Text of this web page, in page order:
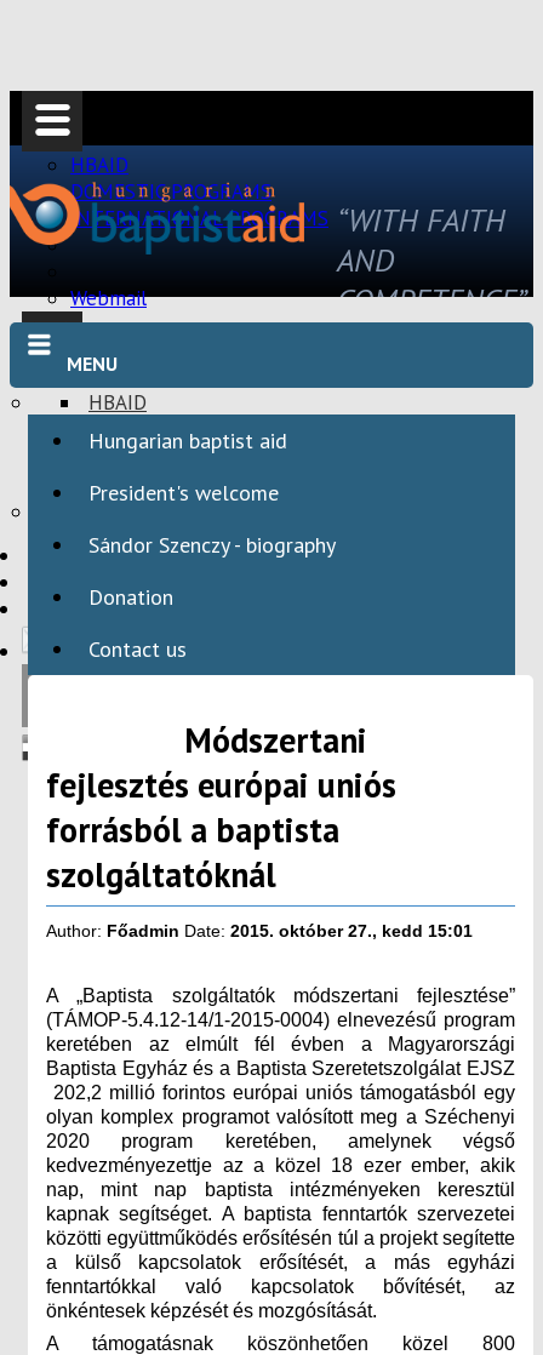
HBAID
DOMESTIC PROGRAMS
INTERNATIONAL PROGRAMS
Webmail
HBAID
DOMESTIC PROGRAMS
HBAID
INTERNATIONAL PROGRAMS
“WITH FAITH
AND
COMPETENCE”
MENU
Hungarian baptist aid
President's welcome
Sándor Szenczy - biography
Donation
Contact us
Módszertani
fejlesztés európai uniós
forrásból a baptista
szolgáltatóknál
Author: Főadmin Date: 2015. október 27., kedd 15:01
A „Baptista szolgáltatók módszertani fejlesztése”
(TÁMOP-5.4.12-14/1-2015-0004) elnevezésű program
keretében az elmúlt fél évben a Magyarországi
Baptista Egyház és a Baptista Szeretetszolgálat EJSZ
202,2 millió forintos európai uniós támogatásból egy
olyan komplex programot valósított meg a Széchenyi
2020 program keretében, amelynek végső
kedvezményezettje az a közel 18 ezer ember, akik
nap, mint nap baptista intézményeken keresztül
kapnak segítséget. A baptista fenntartók szervezetei
közötti együttműködés erősítésén túl a projekt segítette
a külső kapcsolatok erősítését, a más egyházi
fenntartókkal való kapcsolatok bővítését, az
önkéntesek képzését és mozgósítását.
A támogatásnak köszönhetően közel 800